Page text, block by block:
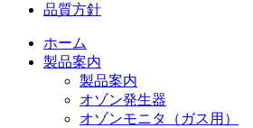
品質方針
ホーム
製品案内
製品案内
オゾン発生器
オゾンモニタ（ガス用）